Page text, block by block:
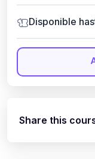
Disponible
Share this